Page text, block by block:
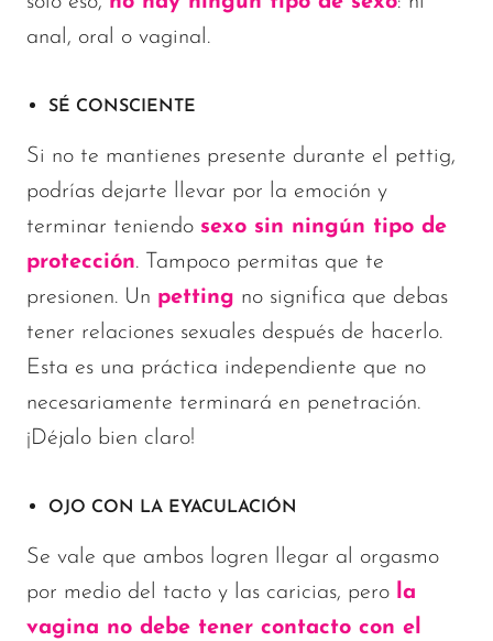
anal, oral o vaginal.
SÉ CONSCIENTE
Si no te mantienes presente durante el pettig,
podrías dejarte llevar por la emoción y
terminar teniendo sexo sin ningún tipo de
protección. Tampoco permitas que te
presionen. Un petting no significa que debas
tener relaciones sexuales después de hacerlo.
Esta es una práctica independiente que no
necesariamente terminará en penetración.
¡Déjalo bien claro!
OJO CON LA EYACULACIÓN
Se vale que ambos logren llegar al orgasmo
por medio del tacto y las caricias, pero la
vagina no debe tener contacto con el